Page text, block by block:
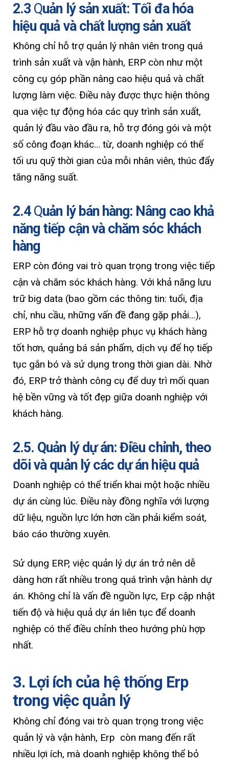
2.3 Quản lý sản xuất: Tối đa hóa
hiệu quả và chất lượng sản xuất
Không chỉ hỗ trợ quản lý nhân viên trong quá
trình sản xuất và vận hành, ERP còn như một
công cụ góp phần nâng cao hiệu quả và chất
lượng làm việc. Điều này được thực hiện thông
qua việc tự động hóa các quy trình sản xuất,
quản lý đầu vào đầu ra, hỗ trợ đóng gói và một
số công đoạn khác… từ, doanh nghiệp có thể
tối ưu quỹ thời gian của mỗi nhân viên, thúc đẩy
tăng năng suất.
2.4Quản lý bán hàng: Nâng cao khả
năng tiếp cận và chăm sóc khách
hàng
ERP còn đóng vai trò quan trọng trong việc tiếp
cận và chăm sóc khách hàng. Với khả năng lưu
trữ big data (bao gồm các thông tin: tuổi, địa
chỉ, nhu cầu, những vấn đề đang gặp phải…),
ERP hỗ trợ doanh nghiệp phục vụ khách hàng
tốt hơn, quảng bá sản phẩm, dịch vụ để họ tiếp
tục gắn bó và sử dụng trong thời gian dài. Nhờ
đó, ERP trở thành công cụ để duy trì mối quan
hệ bền vững và tốt đẹp giữa doanh nghiệp với
khách hàng.
2.5. Quản lý dự án: Điều chỉnh, theo
dõi và quản lý các dự án hiệu quả
Doanh nghiệp có thể triển khai một hoặc nhiều
dự án cùng lúc. Điều này đồng nghĩa với lượng
dữ liệu, nguồn lực lớn hơn cần phải kiểm soát,
báo cáo thường xuyên.
Sử dụng ERP, việc quản lý dự án trở nên dễ
dàng hơn rất nhiều trong quá trình vận hành dự
án. Không chỉ là vấn đề nguồn lực, Erp cập nhật
tiến độ và hiệu quả dự án liên tục để doanh
nghiệp có thể điều chỉnh theo hướng phù hợp
nhất.
3. Lợi ích của hệ thống Erp
trong việc quản lý
Không chỉ đóng vai trò quan trọng trong việc
quản lý và vận hành, Erp còn mang đến rất
nhiều lợi ích, mà doanh nghiệp không thể bỏ